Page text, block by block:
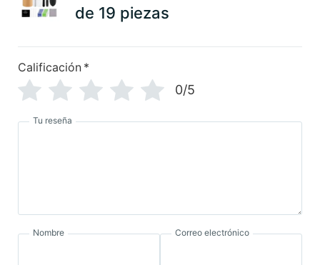
de 19 piezas
Calificación *
0/5
Tu reseña
Nombre Correo electrónico